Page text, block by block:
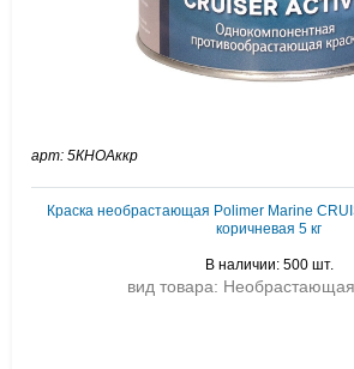
арт: 5КНОАккр
Краска необрастающая Polimer Marine
коричневая 5 кг
В наличии: 500 шт.
вид товара: Необрастающая